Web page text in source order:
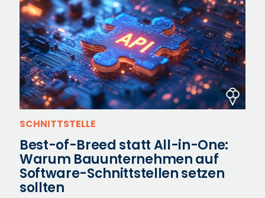
SCHNITTSTELLE
Best-of-Breed statt All-in-One:
Warum Bauunternehmen auf
Software-Schnittstellen setzen
sollten